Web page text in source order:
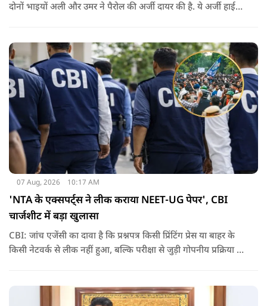
दोनों भाइयों अली और उमर ने पैरोल की अर्जी दायर की है. ये अर्जी हाई
07 Aug, 2026 10:17 AM
'NTA के एक्सपर्ट्स ने लीक कराया NEET-UG पेपर', CBI
चार्जशीट में बड़ा खुलासा
CBI: जांच एजेंसी का दावा है कि प्रश्नपत्र किसी प्रिंटिंग प्रेस या बाहर के
किसी नेटवर्क से लीक नहीं हुआ, बल्कि परीक्षा से जुड़ी गोपनीय प्रक्रिया में